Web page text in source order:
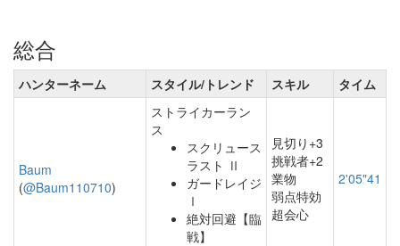
総合
ハンターネーム スタイル/トレンド スキル タイム
Baum
(@Baum110710)
ストライカーラン
ス
スクリュース
ラスト Ⅱ
ガードレイジ
Ⅰ
絶対回避【臨
戦】
見切り+3
挑戦者+2
業物
弱点特効
超会心
2'05"41